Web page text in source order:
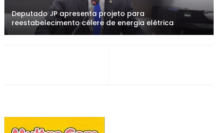
Deputado JP apresenta projeto para
reestabelecimento célere de energia elétrica